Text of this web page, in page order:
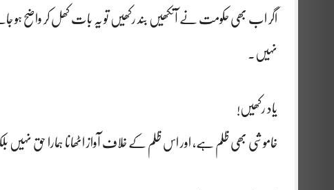
اگر اب بھی حکومت نے آنکھیں بند رکھیں تو یہ بات کھل کر واضح
نہیں۔
یاد رکھیں!
خاموشی بھی ظلم ہے، اور اس ظلم کے خلاف آواز اٹھانا ہمارا حق نہیں